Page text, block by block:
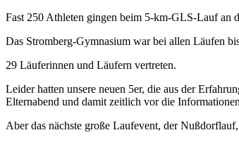
Fast 250 Athleten gingen beim 5-km-GLS-Lauf an
Das Stromberg-Gymnasium war bei allen Läufen
29 Läuferinnen und Läufern vertreten.
Leider hatten unsere neuen 5er, die aus der
Elternabend und damit zeitlich vor die
Aber das nächste große Laufevent, der